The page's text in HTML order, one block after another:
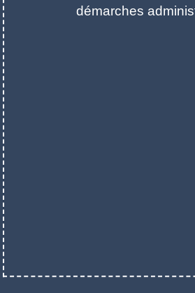
démarches